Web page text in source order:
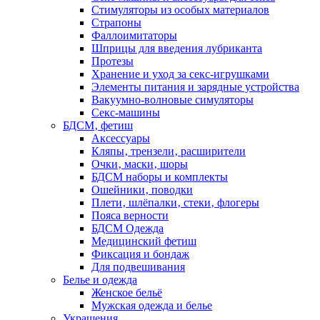
Стимуляторы из особых материалов
Страпоны
Фаллоимитаторы
Шприцы для введения лубриканта
Протезы
Хранение и уход за секс-игрушками
Элементы питания и зарядные устройства
Вакуумно-волновые симуляторы
Секс-машины
БДСМ‚ фетиш
Аксессуары
Кляпы‚ трензели‚ расширители
Очки‚ маски‚ шоры
БДСМ наборы и комплекты
Ошейники‚ поводки
Плети‚ шлёпалки‚ стеки‚ флогеры
Пояса верности
БДСМ Одежда
Медицинский фетиш
Фиксация и бондаж
Для подвешивания
Белье и одежда
Женское бельё
Мужская одежда и белье